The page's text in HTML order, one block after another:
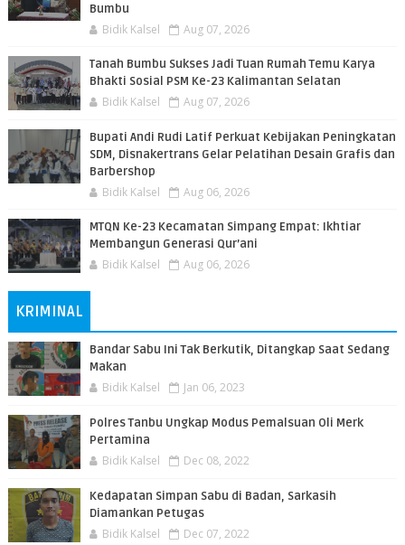
Bumbu
Bidik Kalsel Aug 07, 2026
Tanah Bumbu Sukses Jadi Tuan Rumah Temu Karya
Bhakti Sosial PSM Ke-23 Kalimantan Selatan
Bidik Kalsel Aug 07, 2026
Bupati Andi Rudi Latif Perkuat Kebijakan Peningkatan
SDM, Disnakertrans Gelar Pelatihan Desain Grafis dan
Barbershop
Bidik Kalsel Aug 06, 2026
MTQN Ke-23 Kecamatan Simpang Empat: Ikhtiar
Membangun Generasi Qur’ani
Bidik Kalsel Aug 06, 2026
KRIMINAL
Bandar Sabu Ini Tak Berkutik, Ditangkap Saat Sedang
Makan
Bidik Kalsel Jan 06, 2023
Polres Tanbu Ungkap Modus Pemalsuan Oli Merk
Pertamina
Bidik Kalsel Dec 08, 2022
Kedapatan Simpan Sabu di Badan, Sarkasih
Diamankan Petugas
Bidik Kalsel Dec 07, 2022